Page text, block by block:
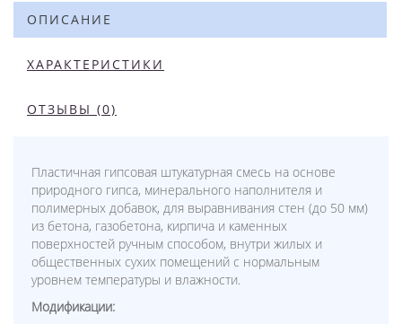
ОПИСАНИЕ
ХАРАКТЕРИСТИКИ
ОТЗЫВЫ (0)
Пластичная гипсовая штукатурная смесь на основе
природного гипса, минерального наполнителя и
полимерных добавок, для выравнивания стен (до 50 мм)
из бетона, газобетона, кирпича и каменных
поверхностей ручным способом, внутри жилых и
общественных сухих помещений с нормальным
уровнем температуры и влажности.
Модификации: